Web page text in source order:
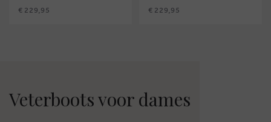
€ 229,95 € 229,95
Veterboots voor dames